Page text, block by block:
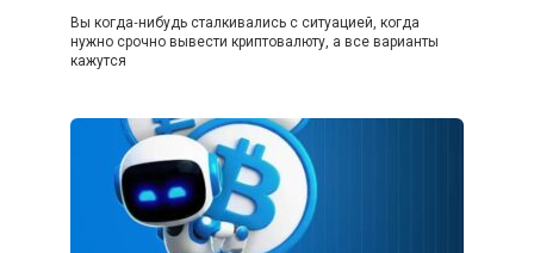
Вы когда‑нибудь сталкивались с ситуацией, когда
нужно срочно вывести криптовалюту, а все варианты
кажутся